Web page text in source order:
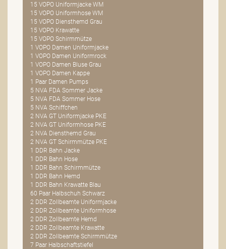
15 VOPO Uniformjacke WM
15 VOPO Uniformhose WM
15 VOPO Diensthemd Grau
15 VOPO Krawatte
15 VOPO Schirmmütze
1 VOPO Damen Uniformjacke
1 VOPO Damen Uniformrock
1 VOPO Damen Bluse Grau
1 VOPO Damen Kappe
1 Paar Damen Pumps
5 NVA FDA Sommer Jacke
5 NVA FDA Sommer Hose
5 NVA Schiffchen
2 NVA GT Uniformjacke PKE
2 NVA GT Uniformhose PKE
2 NVA Diensthemd Grau
2 NVA GT Schirmmütze PKE
1 DDR Bahn Jacke
1 DDR Bahn Hose
1 DDR Bahn Schirmmütze
1 DDR Bahn Hemd
1 DDR Bahn Krawatte Blau
60 Paar Halbschuh Schwarz
2 DDR Zollbeamte Uniformjacke
2 DDR Zollbeamte Uniformhose
2 DDR Zollbeamte Hemd
2 DDR Zollbeamte Krawatte
2 DDR Zollbeamte Schirmmütze
7 Paar Halbschaftstiefel